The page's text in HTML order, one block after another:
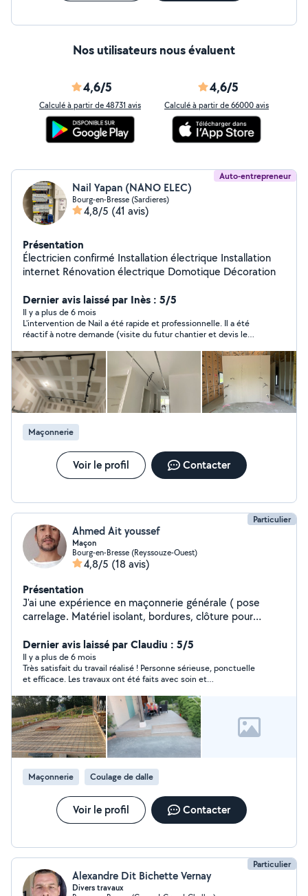
Nos utilisateurs nous évaluent
4,6/5
Calculé à partir de 48731 avis
4,6/5
Calculé à partir de 66000 avis
Auto-entrepreneur
Nail Yapan (NANO ELEC)
Bourg-en-Bresse (Sardieres)
4,8/5 (41 avis)
Présentation
Électricien confirmé Installation électrique Installation
internet Rénovation électrique Domotique Décoration
Dernier avis laissé par Inès : 5/5
Il y a plus de 6 mois
L'intervention de Nail a été rapide et professionnelle. Il a été
réactif à notre demande (visite du futur chantier et devis le
avec succès et nous sommes entièrement satisfaits. Il est de
bons conseils et proactif. Nous gardons précieusement ce
contact. N'hésitez pas à le contacter, nous le recommandons
vivement.
Maçonnerie
Voir le profil Contacter
Particulier
Ahmed Ait youssef
Maçon
Bourg-en-Bresse (Reyssouze-Ouest)
4,8/5 (18 avis)
Présentation
J'ai une expérience en maçonnerie générale ( pose
carrelage. Matériel isolant, bordures, clôture pour
colle dalle petites bricolages
Dernier avis laissé par Claudiu : 5/5
Il y a plus de 6 mois
Très satisfait du travail réalisé ! Personne sérieuse, ponctuelle
et efficace. Les travaux ont été faits avec soin et
Maçonnerie Coulage de dalle
Voir le profil Contacter
Particulier
Alexandre Dit Bichette Vernay
Divers travaux